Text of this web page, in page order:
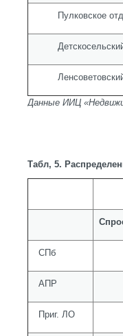
Пулковское
Данные ИИЦ
Табл, 5.
СПб
АПР
Приг. ЛО